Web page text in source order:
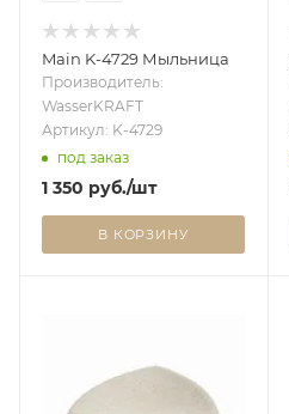
Main K-4729 Мыльница
Производитель:
WasserKRAFT
Артикул: K-4729
под заказ
1 350 руб./шт
В КОРЗИНУ